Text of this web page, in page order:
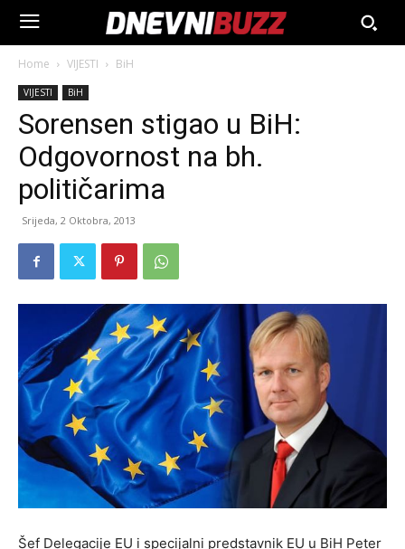
Home VIJESTI BiH
VIJESTI BiH
Sorensen stigao u BiH:
Odgovornost na bh.
političarima
Srijeda, 2 Oktobra, 2013
Šef Delegacije EU i specijalni predstavnik EU u BiH Peter